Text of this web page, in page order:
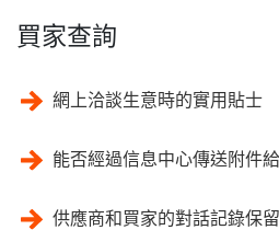
買家查詢
網上洽談生意時的實用貼士
能否經過信息中心傳送附件
供應商和買家的對話記錄保